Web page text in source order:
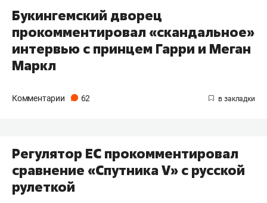
Букингемский дворец
прокомментировал «скандальное»
интервью с принцем Гарри и Меган
Маркл
Комментарии 62
Регулятор ЕС прокомментировал
сравнение «Спутника V» c русской
рулеткой